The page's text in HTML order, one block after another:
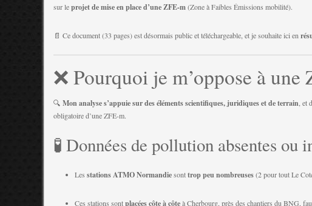
sur leprojet de mise en place d’une ZFE-m(Zone à Faibles Émissions mobilité).
📄 Ce document (33 pages) est désormais public et téléchargeable, et je souhaite ici en
❌ Pourquoi je m’oppose à
🔍 Mon analyse s’appuie sur des éléments scientifiques, juridiques et de terrain , et
obligatoire d’une ZFE-m.
🧪 Données de pollution absentes ou
Les stations ATMO Normandiesonttrop peu nombreuses(2 pour tout Le
Ces stations sontplacées côte à côteà Cherbourg, près des chantiers du BNG,